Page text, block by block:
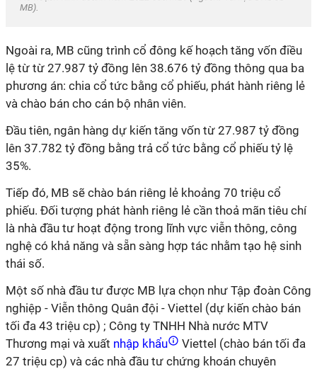
MB).
Ngoài ra, MB cũng trình cổ đông kế hoạch tăng vốn điều
lệ từ từ 27.987 tỷ đồng lên 38.676 tỷ đồng thông qua ba
phương án: chia cổ tức bằng cổ phiếu, phát hành riêng lẻ
và chào bán cho cán bộ nhân viên.
Đầu tiên, ngân hàng dự kiến tăng vốn từ 27.987 tỷ đồng
lên 37.782 tỷ đồng bằng trả cổ tức bằng cổ phiếu tỷ lệ
35%.
Tiếp đó, MB sẽ chào bán riêng lẻ khoảng 70 triệu cổ
phiếu. Đối tượng phát hành riêng lẻ cần thoả mãn tiêu chí
là nhà đầu tư hoạt động trong lĩnh vực viễn thông, công
nghệ có khả năng và sẵn sàng hợp tác nhằm tạo hệ sinh
thái số.
Một số nhà đầu tư được MB lựa chọn như Tập đoàn Công
nghiệp - Viễn thông Quân đội - Viettel (dự kiến chào bán
tối đa 43 triệu cp) ; Công ty TNHH Nhà nước MTV
Thương mại và xuất nhập khẩu
Viettel (chào bán tối đa
27 triệu cp) và các nhà đầu tư chứng khoán chuyên